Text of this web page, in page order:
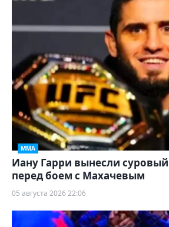
ММА
Иану Гарри вынесли
перед боем с Махачевым
05 августа 2026 22:06